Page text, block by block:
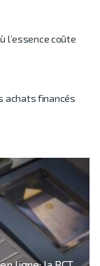
l’essence coûte
achats financés